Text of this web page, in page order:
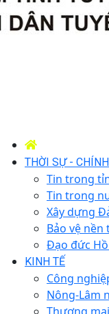
THỜI SỰ -
Tin trong
Tin trong
Xây dựng
Bảo vệ
Đạo đức
KINH TẾ
Công
Nông-Lâm